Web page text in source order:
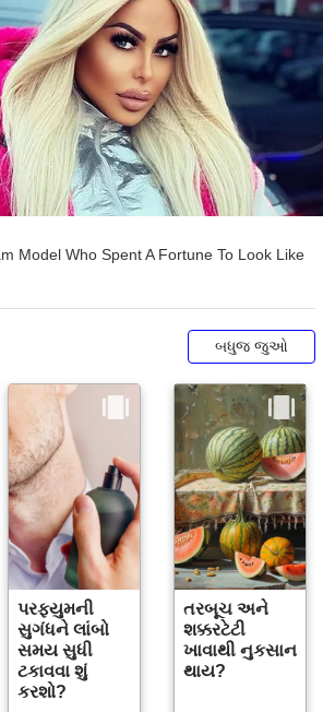
બધુજ જુઓ
પરફ્યુમની
સુગંધને લાંબો
સમય સુધી
ટકાવવા શું
કરશો?
તરબૂચ અને
શક્કરટેટી
ખાવાથી નુકસાન
થાય?